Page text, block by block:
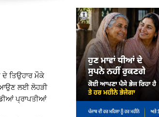
ਦੇ ਤਿਉਹਾਰ ਮੌਕੇ
ਲਈ ਲੋਹੜੀ
ਪ੍ਰਾਪਤੀਆਂ